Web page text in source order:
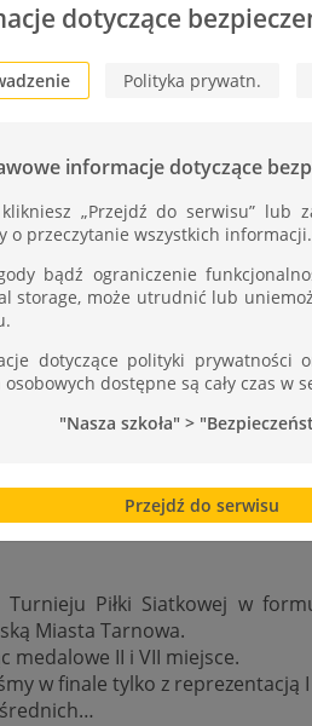
Piłki Siatkowej w
Miasta Tarnowa.
medalowe II i VII miejsce.
w finale tylko z reprezentacją I
średnich…
dotyczące
Polityka prywatn.
informacje dotyczące
„Przejdź do serwisu” lub
o przeczytanie wszystkich informacji.
bądź ograniczenie
storage, może utrudnić lub
dotyczące polityki prywatności
dostępne są cały czas w
"Nasza szkoła" >
Przejdź do serwisu